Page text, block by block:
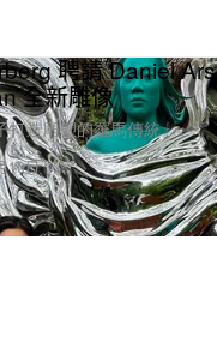
聘請 Daniel
全新雕像
打造雕塑的羅馬傳統」。
16日